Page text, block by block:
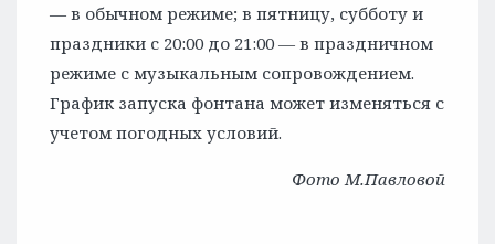
— в обычном режиме; в пятницу, субботу и
праздники с 20:00 до 21:00 — в праздничном
режиме с музыкальным сопровождением.
График запуска фонтана может изменяться с
учетом погодных условий.
Фото М.Павловой